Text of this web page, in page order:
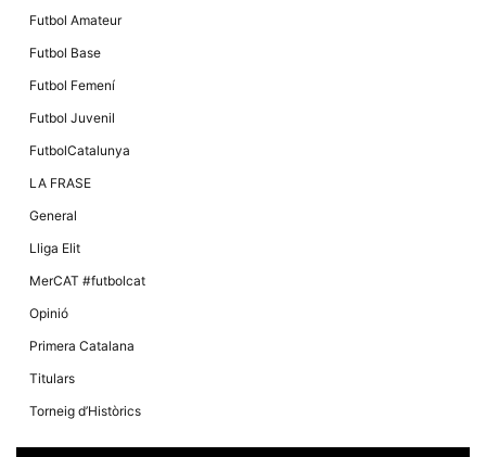
Futbol Amateur
Futbol Base
Futbol Femení
Futbol Juvenil
FutbolCatalunya
LA FRASE
General
Lliga Elit
MerCAT #futbolcat
Opinió
Primera Catalana
Titulars
Torneig d’Històrics